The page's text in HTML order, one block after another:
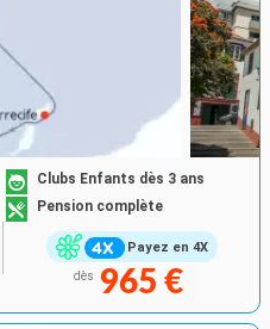
Payez en 4X
Clubs Enfants dès 3 ans
Pension complète
dès 965 €